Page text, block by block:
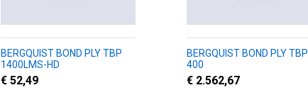
BERGQUIST BOND PLY TBP
1400LMS-HD
€ 52,49
BERGQUIST BOND PLY TBP
400
€ 2.562,67